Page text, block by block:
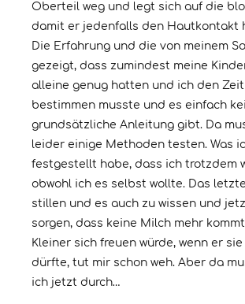
Oberteil weg und legt sich auf die
damit er jedenfalls den Hautkontakt
Die Erfahrung und die von meinem
gezeigt, dass zumindest meine
alleine genug hatten und ich den
bestimmen musste und es einfach
grundsätzliche Anleitung gibt. Da
leider einige Methoden testen. Was
festgestellt habe, dass ich trotzdem
obwohl ich es selbst wollte. Das
stillen und es auch zu wissen und
sorgen, dass keine Milch mehr
Kleiner sich freuen würde, wenn er
dürfte, tut mir schon weh. Aber da
ich jetzt durch…